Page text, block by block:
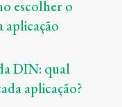
escolher o
aplicação
DIN: qual
aplicação?